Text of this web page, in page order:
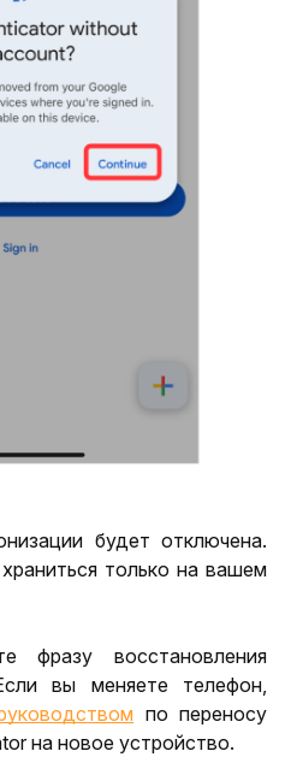
будет отключена.
только на вашем
фразу восстановления
вы меняете телефон,
по переносу
на новое устройство.